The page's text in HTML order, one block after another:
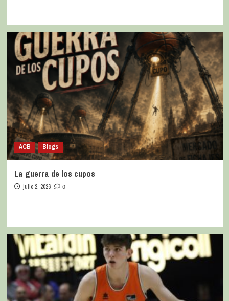
ACB Blogs
La guerra de los cupos
julio 2, 2026 0